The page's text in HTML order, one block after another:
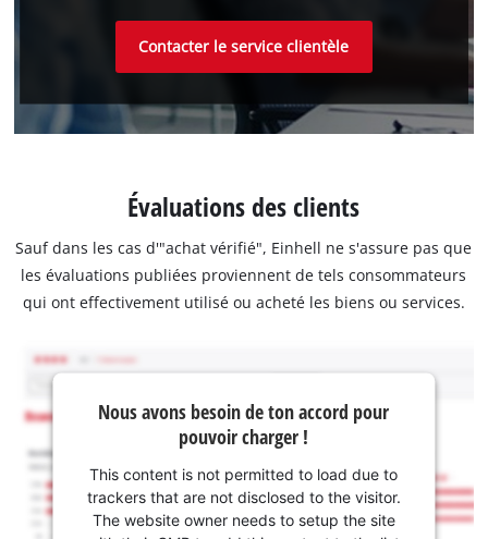
Contacter le service clientèle
Évaluations des clients
Sauf dans les cas d'"achat vérifié", Einhell ne s'assure pas que
les évaluations publiées proviennent de tels consommateurs
qui ont effectivement utilisé ou acheté les biens ou services.
Nous avons besoin de ton accord pour
pouvoir charger !
This content is not permitted to load due to
trackers that are not disclosed to the visitor.
The website owner needs to setup the site